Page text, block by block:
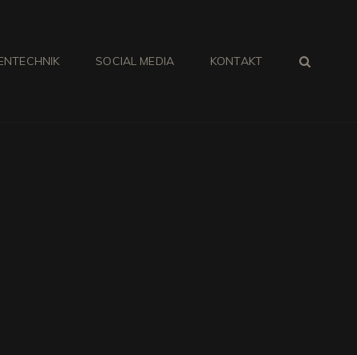
SOCIAL MEDIA KONTAKT